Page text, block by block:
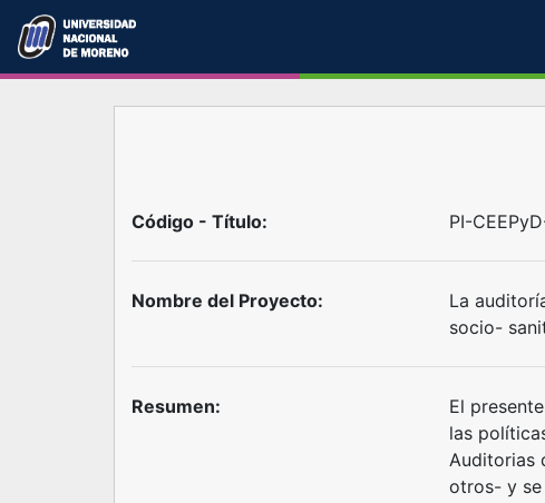
Código - Título: PI-
Nombre del Proyecto:
La
socio-
Resumen:
El
las
Auditorias
otros- y se